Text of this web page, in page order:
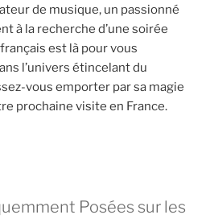
de musique, un passionné
à la recherche d’une soirée
est là pour vous
l’univers étincelant du
vous emporter par sa magie
prochaine visite en France.
Posées sur les